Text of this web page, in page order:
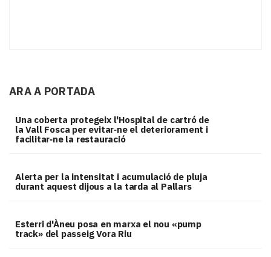
ARA A PORTADA
Una coberta protegeix l'Hospital de cartró de
la Vall Fosca per evitar‑ne el deteriorament i
facilitar‑ne la restauració
Alerta per la intensitat i acumulació de pluja
durant aquest dijous a la tarda al Pallars
Esterri d'Àneu posa en marxa el nou «pump
track» del passeig Vora Riu